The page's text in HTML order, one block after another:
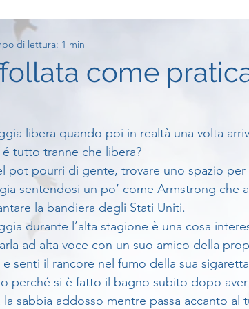
come
di lettura: 1 min
libera quando poi in realtà una volta
tutto tranne che libera?
pot pourri di gente, trovare uno spazio
sentendosi un po’ come Armstrong che
la bandiera degli Stati Uniti.
durante l’alta stagione è una cosa
ad alta voce con un suo amico della
senti il rancore nel fumo della sua
perché si è fatto il bagno subito dopo
sabbia addosso mentre passa accanto al